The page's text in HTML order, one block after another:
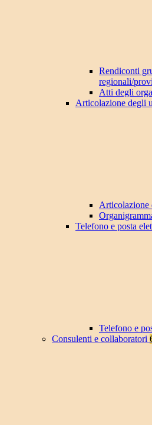
Rendiconti
regionali/
Atti degli
Articolazione degli
Telefono e posta
Telefono e
Consulenti e collaboratori